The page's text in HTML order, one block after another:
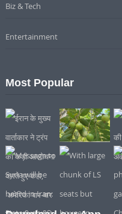
Biz & Tech
Entertainment
Most Popular